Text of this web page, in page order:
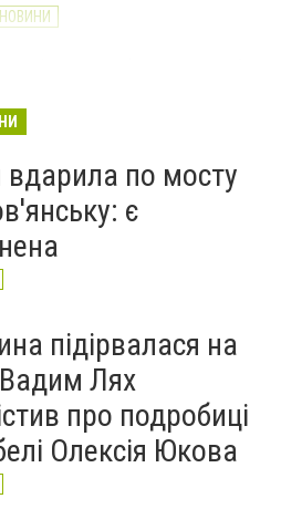
НОВИНИ
війни: 7 серпня
вдарила по мосту
є
підірвалася на
Вадим Лях
про подробиці
Олексія Юкова